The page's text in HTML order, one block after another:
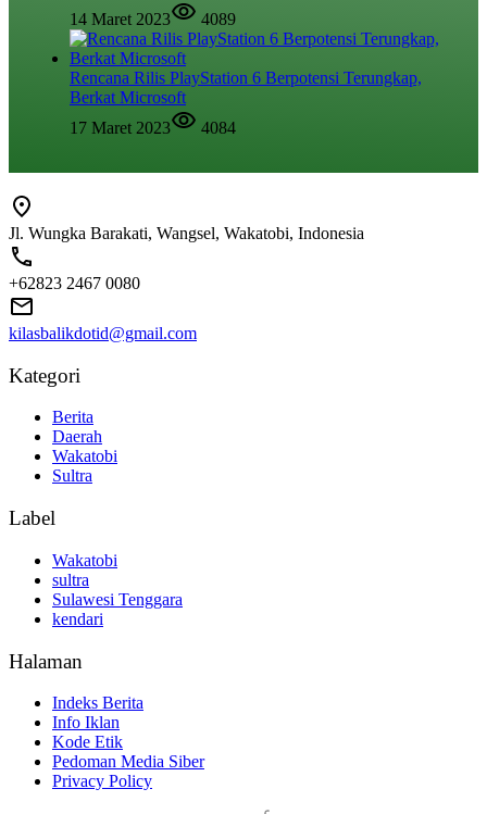
14 Maret 2023
4089
Rencana Rilis PlayStation 6 Berpotensi Terungkap,
Berkat Microsoft
17 Maret 2023
4084
Jl. Wungka Barakati, Wangsel, Wakatobi, Indonesia
+62823 2467 0080
kilasbalikdotid@gmail.com
Kategori
Berita
Daerah
Wakatobi
Sultra
Label
Wakatobi
sultra
Sulawesi Tenggara
kendari
Halaman
Indeks Berita
Info Iklan
Kode Etik
Pedoman Media Siber
Privacy Policy